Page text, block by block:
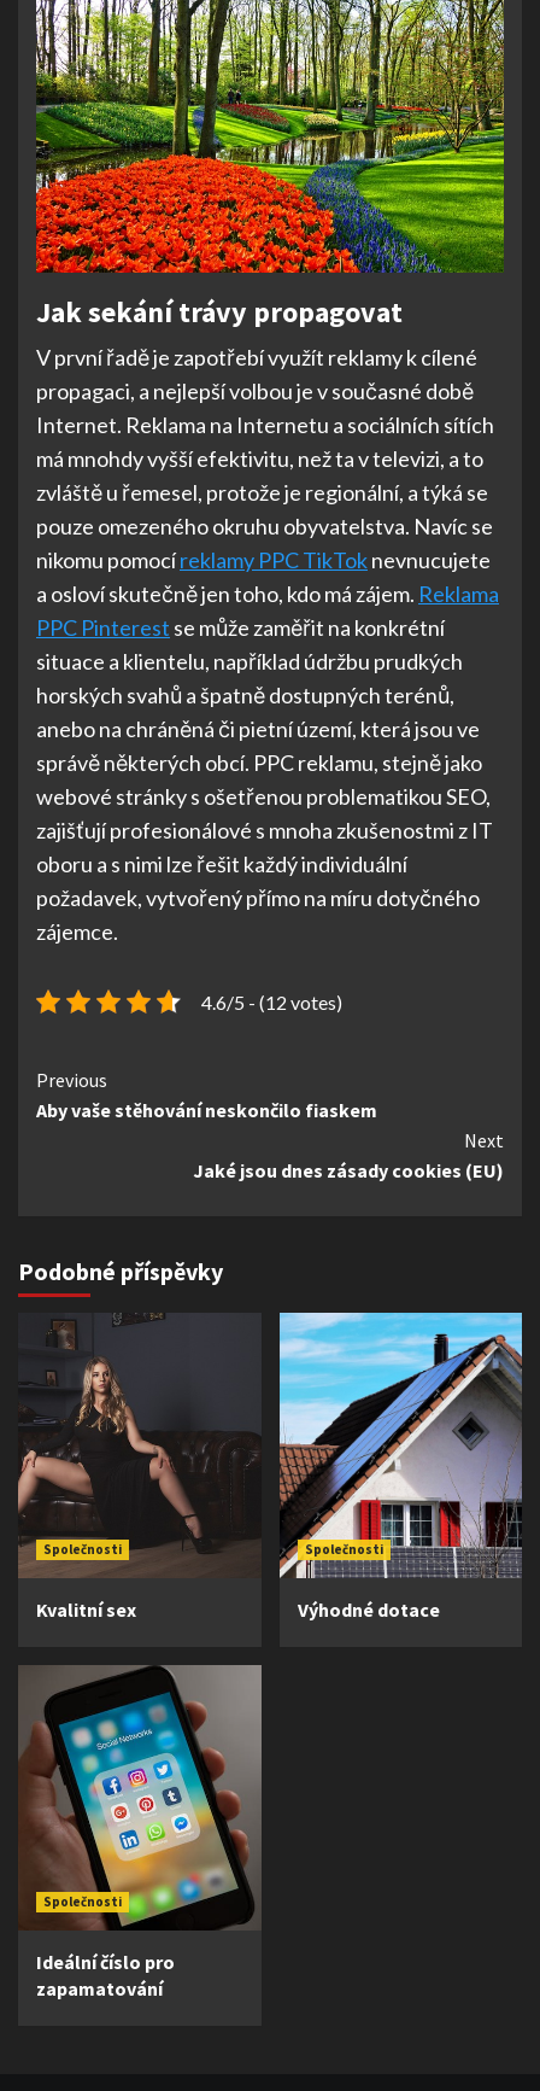
Jak sekání trávy propagovat
V první řadě je zapotřebí využít reklamy k cílené
propagaci, a nejlepší volbou je v současné době
Internet. Reklama na Internetu a sociálních sítích
má mnohdy vyšší efektivitu, než ta v televizi, a to
zvláště u řemesel, protože je regionální, a týká se
pouze omezeného okruhu obyvatelstva. Navíc se
nikomu pomocíreklamy PPC TikToknevnucujete
a osloví skutečně jen toho, kdo má zájem. Reklama
PPC Pinterest se může zaměřit na konkrétní
situace a klientelu, například údržbu prudkých
horských svahů a špatně dostupných terénů,
anebo na chráněná či pietní území, která jsou ve
správě některých obcí. PPC reklamu, stejně jako
webové stránky s ošetřenou problematikou SEO,
zajišťují profesionálové s mnoha zkušenostmi z IT
oboru a s nimi lze řešit každý individuální
požadavek, vytvořený přímo na míru dotyčného
zájemce.
4.6/5 - (12 votes)
Continue
Reading
Previous
Aby vaše stěhování neskončilo fiaskem
Next
Jaké jsou dnes zásady cookies (EU)
Podobné příspěvky
Společnosti
Kvalitní sex
Společnosti
Výhodné dotace
Společnosti
Ideální číslo pro
zapamatování